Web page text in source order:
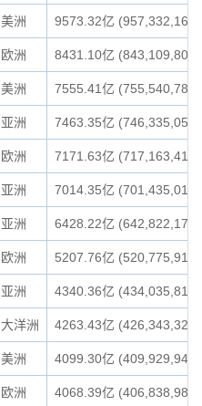
美洲 9573.32亿
欧洲 8431.10亿
美洲 7555.41亿
亚洲 7463.35亿
欧洲 7171.63亿
亚洲 7014.35亿
亚洲 6428.22亿
欧洲 5207.76亿
亚洲 4340.36亿
大洋洲 4263.43亿
美洲 4099.30亿
欧洲 4068.39亿